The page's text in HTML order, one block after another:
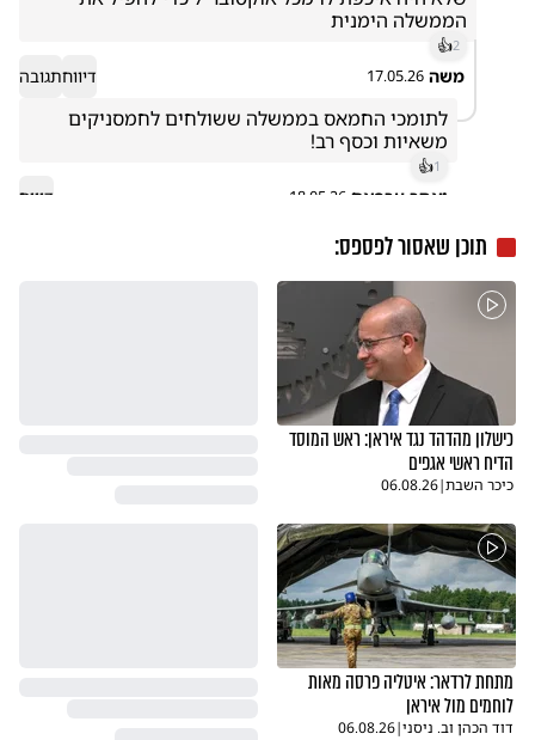
הממשלה הימנית
👍2
משה 17.05.26 דיווחתגובה
משאיות וכסף רב!
👍1
יאסר ערפאת 18.05.26 דיווח
תוכן שאסור לפספס:
כישלון מהדהד נגד איראן: ראש המוסד
הדיח ראשי אגפים
כיכר השבת|
06.08.26
מתחת לרדאר: איטליה פרסה מאות
לוחמים מול איראן
דוד הכהן וב. ניסני|
06.08.26